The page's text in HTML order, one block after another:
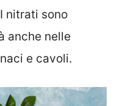
nitrati sono
anche nelle
e cavoli.